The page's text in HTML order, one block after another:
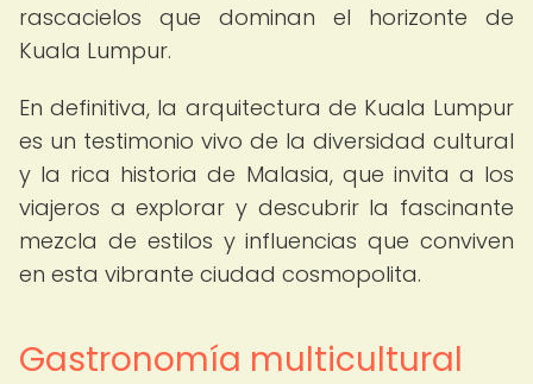
rascacielos que dominan el horizonte de
Kuala Lumpur.
En definitiva, la arquitectura de Kuala Lumpur
es un testimonio vivo de la diversidad cultural
y la rica historia de Malasia, que invita a los
viajeros a explorar y descubrir la fascinante
mezcla de estilos y influencias que conviven
en esta vibrante ciudad cosmopolita.
Gastronomía multicultural